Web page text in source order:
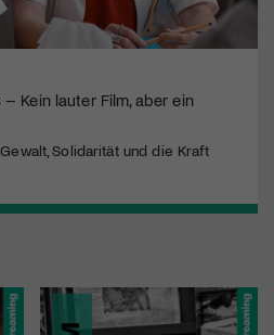
– Kein lauter Film, aber ein
Solidarität und die Kraft